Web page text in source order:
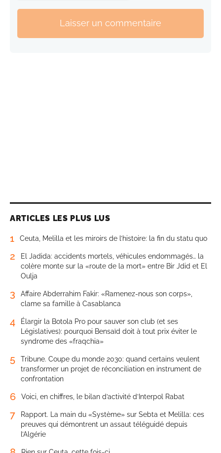
Laisser un commentaire
ARTICLES LES PLUS LUS
1 Ceuta, Melilla et les miroirs de l’histoire: la fin du statu quo
2
El Jadida: accidents mortels, véhicules endommagés… la
colère monte sur la «route de la mort» entre Bir Jdid et El
Oulja
3
Affaire Abderrahim Fakir: «Ramenez-nous son corps»,
clame sa famille à Casablanca
4
Élargir la Botola Pro pour sauver son club (et ses
Législatives): pourquoi Bensaïd doit à tout prix éviter le
syndrome des «fraqchia»
5
Tribune. Coupe du monde 2030: quand certains veulent
transformer un projet de réconciliation en instrument de
confrontation
6 Voici, en chiffres, le bilan d’activité d’Interpol Rabat
7
Rapport. La main du «Système» sur Sebta et Melilla: ces
preuves qui démontrent un assaut téléguidé depuis
l’Algérie